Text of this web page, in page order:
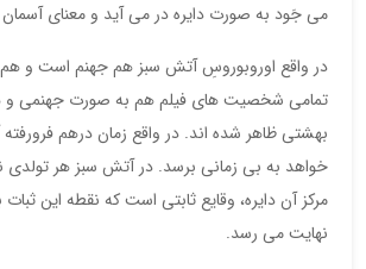
می جَود به صورت دایره در می آید و معنای
در واقع اوروبوروسِ آتش سبز هم جهنم است و
تمامی شخصیت های فیلم هم به صورت جهنمی
بهشتی ظاهر شده اند. در واقع زمان درهم
خواهد به بی زمانی برسد. در آتش سبز هر
مرکز آن دایره، وقایع ثابتی است که نقطه این
نهایت می رسد.